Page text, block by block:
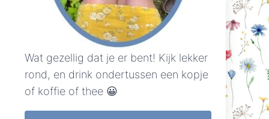
Wat gezellig dat je er bent! Kijk lekker
rond, en drink ondertussen een kopje
of koffie of thee 😀